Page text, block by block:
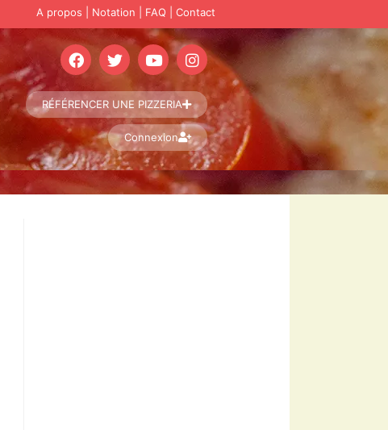
A propos Notation FAQ Contact
RÉFÉRENCER UNE PIZZERIA
Connexion